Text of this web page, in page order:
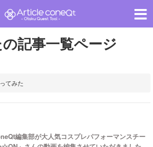
記事一覧ページ
てみた
編集部が大人気コスプレパフォーマンスチー